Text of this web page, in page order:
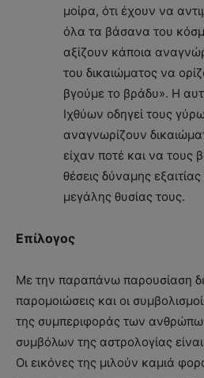
μοίρα, ότι έχουν να
όλα τα βάσανα του
αξίζουν κάποια
του δικαιώματος να
βγούμε το βράδυ». Η
Ιχθύων οδηγεί τους
αναγνωρίζουν
είχαν ποτέ και να τους
θέσεις δύναμης
μεγάλης θυσίας τους.
Επίλογος
Με την παραπάνω παρουσίαση
παρομοιώσεις και οι
της συμπεριφοράς των
συμβόλων της αστρολογίας
Οι εικόνες της μιλούν καμιά